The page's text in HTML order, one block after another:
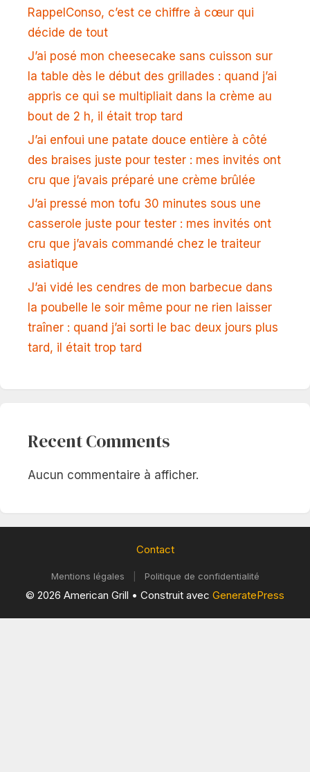
RappelConso, c’est ce chiffre à cœur qui
décide de tout
J’ai posé mon cheesecake sans cuisson sur
la table dès le début des grillades : quand j’ai
appris ce qui se multipliait dans la crème au
bout de 2 h, il était trop tard
J’ai enfoui une patate douce entière à côté
des braises juste pour tester : mes invités ont
cru que j’avais préparé une crème brûlée
J’ai pressé mon tofu 30 minutes sous une
casserole juste pour tester : mes invités ont
cru que j’avais commandé chez le traiteur
asiatique
J’ai vidé les cendres de mon barbecue dans
la poubelle le soir même pour ne rien laisser
traîner : quand j’ai sorti le bac deux jours plus
tard, il était trop tard
Recent Comments
Aucun commentaire à afficher.
Contact
Mentions légales Politique de confidentialité
© 2026 American Grill • Construit avec GeneratePress